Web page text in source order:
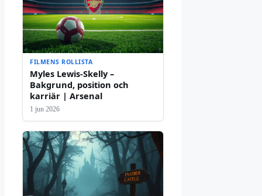
FILMENS ROLLISTA
Myles Lewis-Skelly –
Bakgrund, position och
karriär | Arsenal
1 jun 2026